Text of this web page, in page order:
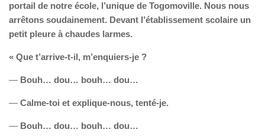
portail de notre école, l’unique de Togomoville. Nous nous
arrêtons soudainement. Devant l’établissement scolaire un
petit pleure à chaudes larmes.
« Que t’arrive-t-il, m’enquiers-je ?
— Bouh… dou… bouh… dou…
— Calme-toi et explique-nous, tenté-je.
— Bouh… dou… bouh… dou…